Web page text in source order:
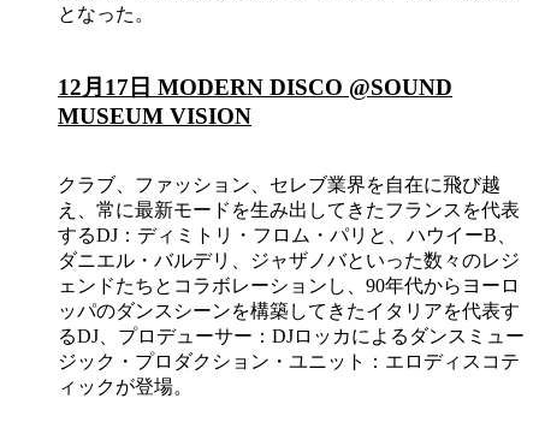
となった。
12月17日 MODERN DISCO @SOUND
MUSEUM VISION
クラブ、ファッション、セレブ業界を自在に飛び越
え、常に最新モードを生み出してきたフランスを代表
するDJ：ディミトリ・フロム・パリと、ハウイーB、
ダニエル・バルデリ、ジャザノバといった数々のレジ
ェンドたちとコラボレーションし、90年代からヨーロ
ッパのダンスシーンを構築してきたイタリアを代表す
るDJ、プロデューサー：DJロッカによるダンスミュー
ジック・プロダクション・ユニット：エロディスコテ
ィックが登場。